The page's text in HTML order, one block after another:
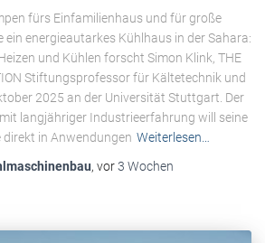
fürs Einfamilienhaus und für große
energieautarkes Kühlhaus in der Sahara:
und Kühlen forscht Simon Klink, THE
Stiftungsprofessor für Kältetechnik und
2025 an der Universität Stuttgart. Der
langjähriger Industrieerfahrung will seine
in Anwendungen Weiterlesen…
, vor3 Wochen